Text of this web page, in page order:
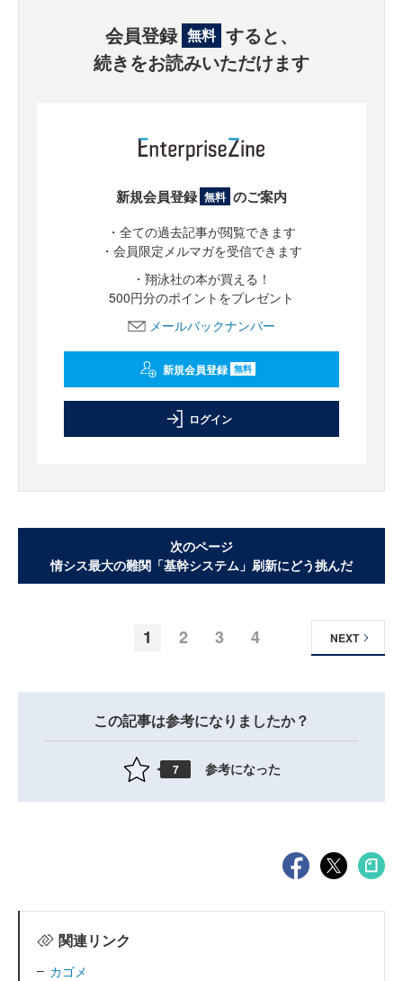
会員登録 無料 すると、
続きをお読みいただけます
新規会員登録 無料 のご案内
・全ての過去記事が閲覧できます
・会員限定メルマガを受信できます
・翔泳社の本が買える！
500円分のポイントをプレゼント
メールバックナンバー
新規会員登録 無料
ログイン
次のページ
情シス最大の難関「基幹システム」刷新にどう挑んだ
1 2 3 4 NEXT
この記事は参考になりましたか？
7 参考になった
関連リンク
カゴメ